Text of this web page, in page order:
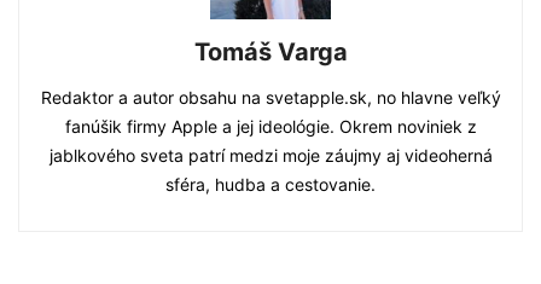
Tomáš Varga
Redaktor a autor obsahu na svetapple.sk, no hlavne veľký
fanúšik firmy Apple a jej ideológie. Okrem noviniek z
jablkového sveta patrí medzi moje záujmy aj videoherná
sféra, hudba a cestovanie.